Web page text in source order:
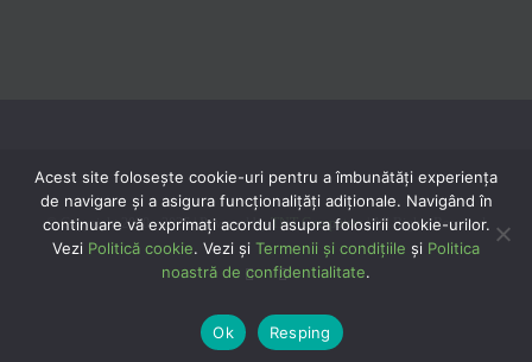
© Copyright 2020 -2026 | Powered byTNT Computers| All Rights Reserved
FacebookYouTube
Acest site folosește cookie-uri pentru a îmbunătăți experiența
de navigare și a asigura funcționalițăți adiționale. Navigând în
continuare vă exprimaţi acordul asupra folosirii cookie-urilor.
Vezi Politică cookie. Vezi și Termenii și condițiile și Politica
noastră de confidentialitate.
Ok Resping